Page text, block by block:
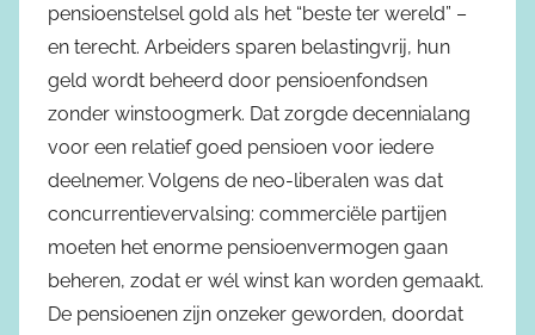
pensioenstelsel gold als het “beste ter wereld” –
en terecht. Arbeiders sparen belastingvrij, hun
geld wordt beheerd door pensioenfondsen
zonder winstoogmerk. Dat zorgde decennialang
voor een relatief goed pensioen voor iedere
deelnemer. Volgens de neo-liberalen was dat
concurrentievervalsing: commerciële partijen
moeten het enorme pensioenvermogen gaan
beheren, zodat er wél winst kan worden gemaakt.
De pensioenen zijn onzeker geworden, doordat